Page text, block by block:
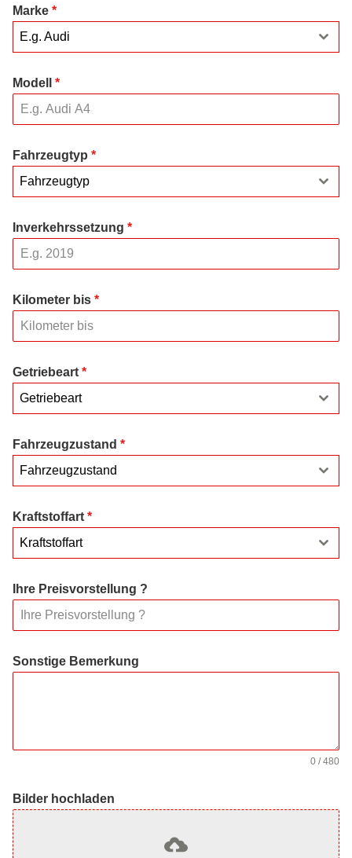
Marke *
E.g. Audi
Modell *
Fahrzeugtyp *
Fahrzeugtyp
Inverkehrssetzung *
Kilometer bis *
Getriebeart *
Getriebeart
Fahrzeugzustand *
Fahrzeugzustand
Kraftstoffart *
Kraftstoffart
Ihre Preisvorstellung ?
Sonstige Bemerkung
0 / 480
Bilder hochladen